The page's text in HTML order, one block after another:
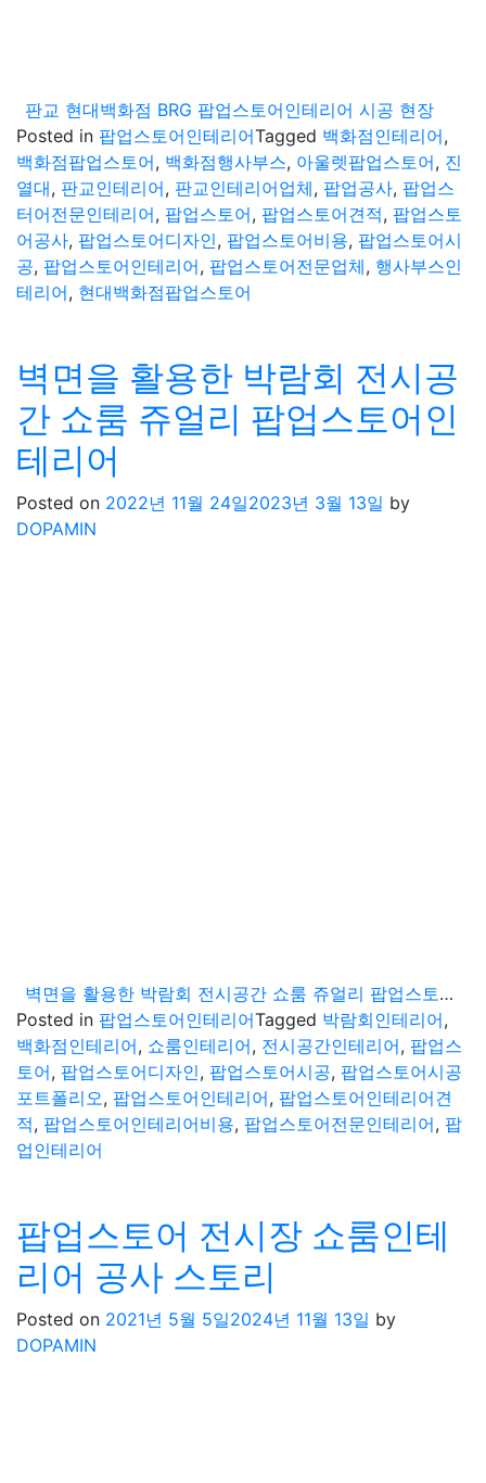
판교 현대백화점 BRG 팝업스토어인테리어 시공 현장
Posted in 팝업스토어인테리어Tagged 백화점인테리어,
백화점팝업스토어, 백화점행사부스, 아울렛팝업스토어, 진
열대, 판교인테리어, 판교인테리어업체, 팝업공사, 팝업스
터어전문인테리어, 팝업스토어, 팝업스토어견적, 팝업스토
어공사, 팝업스토어디자인, 팝업스토어비용, 팝업스토어시
공, 팝업스토어인테리어, 팝업스토어전문업체, 행사부스인
테리어, 현대백화점팝업스토어
벽면을 활용한 박람회 전시공
간 쇼룸 쥬얼리 팝업스토어인
테리어
Posted on 2022년 11월 24일2023년 3월 13일 by
DOPAMIN
벽면을 활용한 박람회 전시공간 쇼룸 쥬얼리 팝업스토어인테리어
Posted in 팝업스토어인테리어Tagged 박람회인테리어,
백화점인테리어, 쇼룸인테리어, 전시공간인테리어, 팝업스
토어, 팝업스토어디자인, 팝업스토어시공, 팝업스토어시공
포트폴리오, 팝업스토어인테리어, 팝업스토어인테리어견
적, 팝업스토어인테리어비용, 팝업스토어전문인테리어, 팝
업인테리어
팝업스토어 전시장 쇼룸인테
리어 공사 스토리
Posted on 2021년 5월 5일2024년 11월 13일 by
DOPAMIN